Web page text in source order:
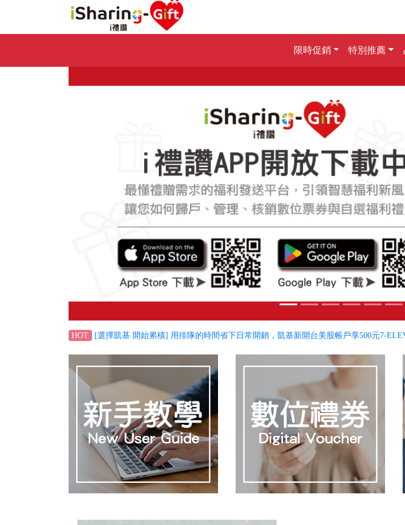
限時促銷 特別推薦
HOT [選擇凱基 開始累積] 用排隊的時間省下日常開銷，凱基新開台美股帳戶享500元7-